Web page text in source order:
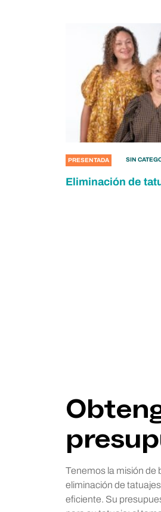
PRESENTADA SIN
Eliminación de
Tenemos la misión de
eliminación de
eficiente. Su